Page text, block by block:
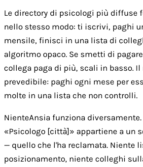
Le directory di psicologi più diffuse
nello stesso modo: ti iscrivi, paghi
mensile, finisci in una lista di
algoritmo opaco. Se smetti di
collega paga di più, scali in basso.
prevedibile: paghi ogni mese per
molte in una lista che non controlli.
NienteAnsia funziona diversamente.
«Psicologo [città]» appartiene a un
— quello che l'ha reclamata. Niente
posizionamento, niente colleghi